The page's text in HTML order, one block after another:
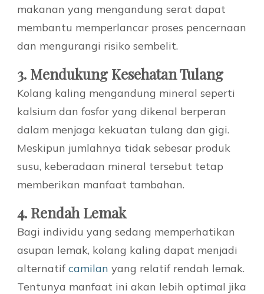
makanan yang mengandung serat dapat
membantu memperlancar proses pencernaan
dan mengurangi risiko sembelit.
3. Mendukung Kesehatan Tulang
Kolang kaling mengandung mineral seperti
kalsium dan fosfor yang dikenal berperan
dalam menjaga kekuatan tulang dan gigi.
Meskipun jumlahnya tidak sebesar produk
susu, keberadaan mineral tersebut tetap
memberikan manfaat tambahan.
4. Rendah Lemak
Bagi individu yang sedang memperhatikan
asupan lemak, kolang kaling dapat menjadi
alternatif camilan yang relatif rendah lemak.
Tentunya manfaat ini akan lebih optimal jika